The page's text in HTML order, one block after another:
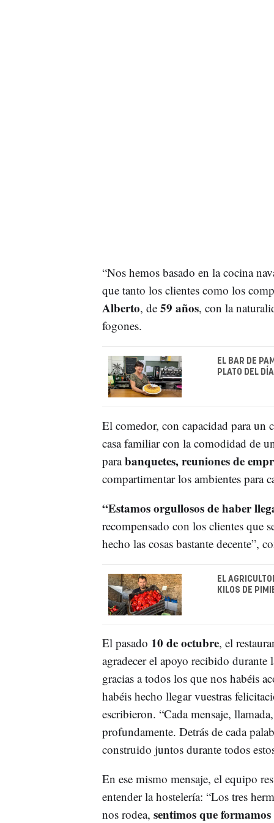
“Nos hemos basado en la cocina
que tanto los clientes como los
Alberto, de 59 años, con la
fogones.
EL BAR DE
PLATO DEL
El comedor, con capacidad para un
casa familiar con la comodidad de
parabanquetes, reuniones de
compartimentar los ambientes para
“Estamos orgullosos de haber
recompensado con los clientes que
hecho las cosas bastante decente”,
EL
KILOS DE
El pasado 10 de octubre, el
agradecer el apoyo recibido durante
gracias a todos los que nos habéis
habéis hecho llegar vuestras
escribieron. “Cada mensaje,
profundamente. Detrás de cada
construido juntos durante todos
En ese mismo mensaje, el equipo
entender la hostelería: “Los tres
nos rodea, sentimos que